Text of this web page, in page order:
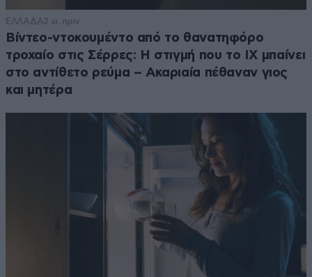
ΕΛΛΑΔΑ3 ω. πριν
Βίντεο-ντοκουμέντο από το θανατηφόρο
τροχαίο στις Σέρρες: Η στιγμή που το ΙΧ μπαίνει
στο αντίθετο ρεύμα – Ακαριαία πέθαναν γιος
και μητέρα